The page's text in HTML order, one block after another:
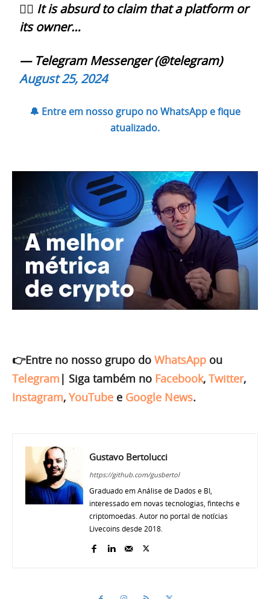
😵‍💫 It is absurd to claim that a platform or
its owner…
— Telegram Messenger (@telegram)
August 25, 2024
🔔 Entre em nosso grupo no WhatsApp e fique
atualizado.
👉Entre no nosso grupo do WhatsApp ou
Telegram | Siga também no Facebook, Twitter,
Instagram, YouTube e Google News.
Gustavo Bertolucci
https://github.com/gusbertol
Graduado em Análise de Dados e BI,
interessado em novas tecnologias, fintechs e
criptomoedas. Autor no portal de notícias
Livecoins desde 2018.